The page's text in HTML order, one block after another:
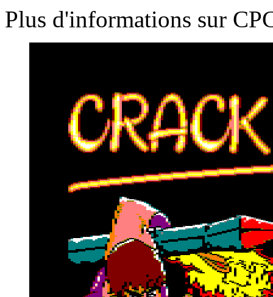
Plus d'informations sur